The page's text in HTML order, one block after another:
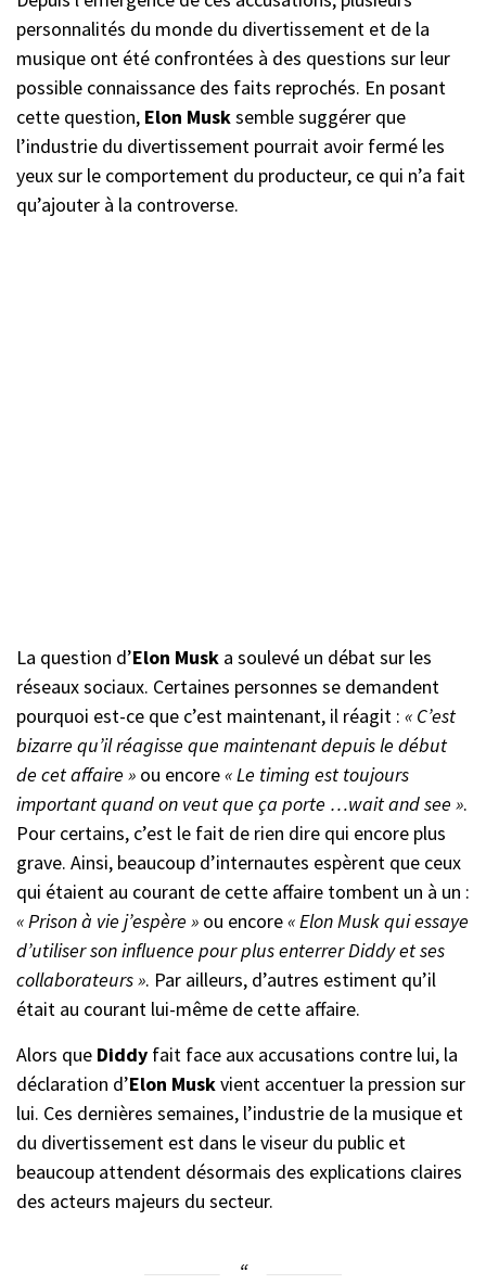
personnalités du monde du divertissement et de la
musique ont été confrontées à des questions sur leur
possible connaissance des faits reprochés. En posant
cette question, Elon Musksemble suggérer que
l’industrie du divertissement pourrait avoir fermé les
yeux sur le comportement du producteur, ce qui n’a fait
qu’ajouter à la controverse.
La question d’Elon Musk a soulevé un débat sur les
réseaux sociaux. Certaines personnes se demandent
pourquoi est-ce que c’est maintenant, il réagit : « C’est
bizarre qu’il réagisse que maintenant depuis le début
de cet affaire » ou encore« Le timing est toujours
important quand on veut que ça porte …wait and see ».
Pour certains, c’est le fait de rien dire qui encore plus
grave. Ainsi, beaucoup d’internautes espèrent que ceux
qui étaient au courant de cette affaire tombent un à un :
« Prison à vie j’espère » ou encore« Elon Musk qui essaye
d’utiliser son influence pour plus enterrer Diddy et ses
collaborateurs ». Par ailleurs, d’autres estiment qu’il
était au courant lui-même de cette affaire.
Alors que Diddy fait face aux accusations contre lui, la
déclaration d’Elon Muskvient accentuer la pression sur
lui. Ces dernières semaines, l’industrie de la musique et
du divertissement est dans le viseur du public et
beaucoup attendent désormais des explications claires
des acteurs majeurs du secteur.